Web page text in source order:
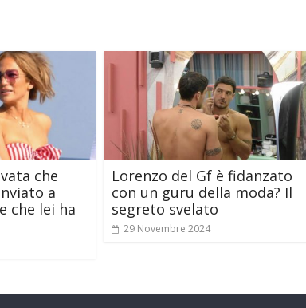
che
a
che lei ha
Lorenzo del Gf è fidanzato
con un guru della moda? Il
segreto svelato
29 Novembre 2024